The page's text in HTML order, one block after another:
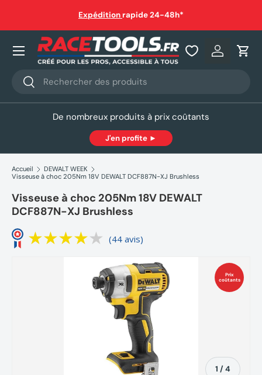
Aller au contenu
Recherche
Rechercher
Se
Nos produits
De nombreux produits à prix coûtants
J'en profite ►
Accueil
DEWALT WEEK
Visseuse à choc 205Nm 18V DEWALT DCF887N-XJ Brushless
Visseuse à choc 205Nm 18V DEWALT
DCF887N-XJ Brushless
(44 avis)
Prix
coûtants
1 /de
4